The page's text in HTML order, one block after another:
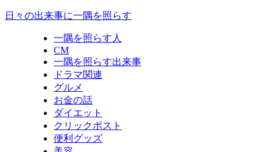
日々の出来事に一隅を照らす
一隅を照らす人
CM
一隅を照らす出来事
ドラマ関連
グルメ
お金の話
ダイエット
クリックポスト
便利グッズ